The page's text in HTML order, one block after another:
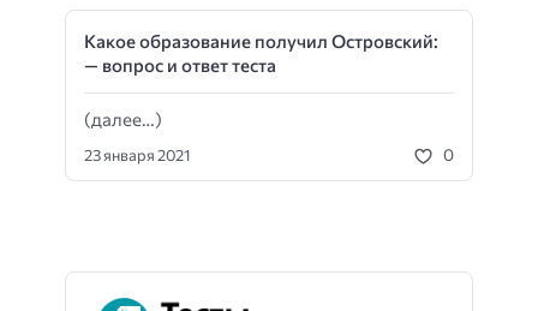
Какое образование получил Островский:
— вопрос и ответ теста
(далее…)
23 января 2021 0